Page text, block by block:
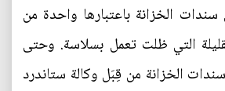
الخزانة باعتبارها واحدة من
التي ظلت تعمل بسلاسة. وحتى
الخزانة من قِبَل وكالة ستاندرد